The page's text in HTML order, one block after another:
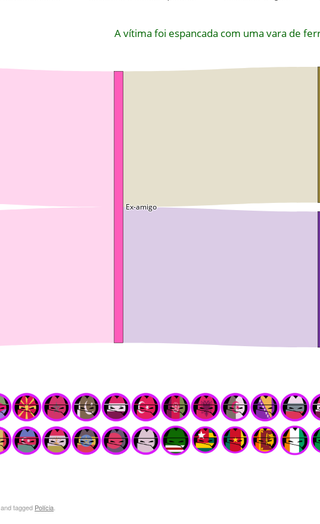
and tagged Polícia